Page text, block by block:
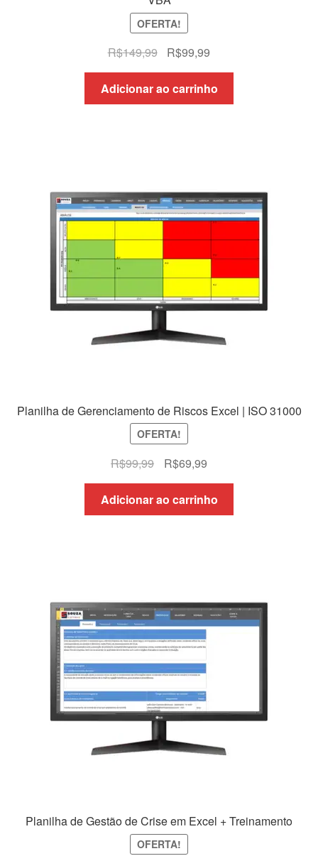
OFERTA!
R$149,99
O
preço
original
era:
R$99,99
preço
atual
é:
Adicionar ao carrinho
Planilha de Gerenciamento de Riscos Excel | ISO 31000
OFERTA!
R$99,99
O
preço
original
era:
R$69,99O
preço
atual
é:
Adicionar ao carrinho
Planilha de Gestão de Crise em Excel + Treinamento
OFERTA!